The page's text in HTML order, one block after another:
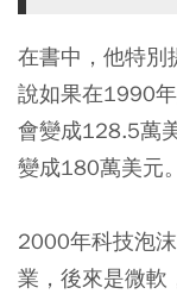
在書中，他特別
說如果在1990
會變成128.5萬
變成180萬美元。
2000年科技泡
業，後來是微軟